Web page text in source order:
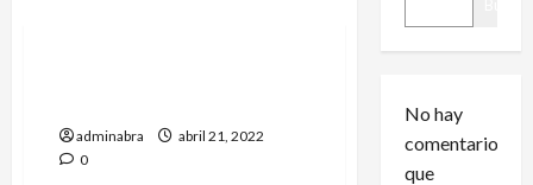
adminabra
abril 21, 2022
0
No hay
comentarios
que